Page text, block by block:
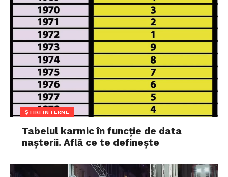
ȘTIRI INTERNE
Tabelul karmic în funcție de data
nașterii. Află ce te definește